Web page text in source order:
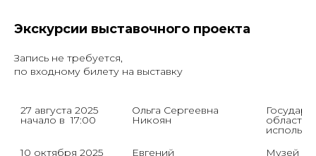
Экскурсии выставочного проекта
Запись не требуется,
по входному билету на выставку
27 августа 2025
начало в  17:00
Ольга Сергеевна
Никоян области,
10 октября 2025
Евгений Музей